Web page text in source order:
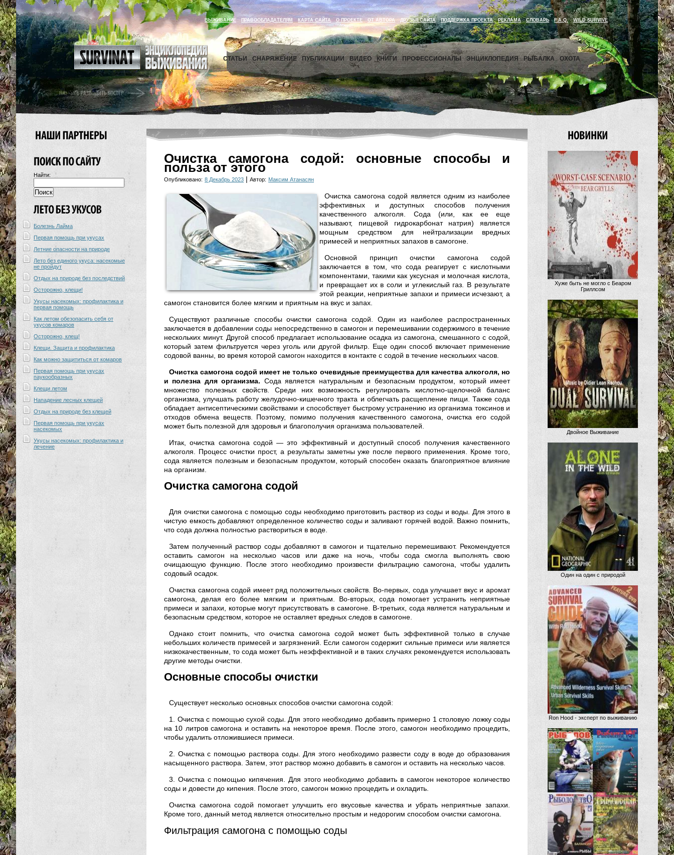
ВЫЖИВАНИЕ ПРАВООБЛАДАТЕЛЯМ КАРТА САЙТА О ПРОЕКТЕ ОТ АВТОРА ДРУЗЬЯ САЙТА ПОДДЕРЖКА ПРОЕКТА РЕКЛАМА СЛОВАРЬ F.A.Q. WILD SURVIVE
СТАТЬИ СНАРЯЖЕНИЕ ПУБЛИКАЦИИ ВИДЕО КНИГИ ПРОФЕССИОНАЛЫ ЭНЦИКЛОПЕДИЯ РЫБАЛКА ОХОТА
Найти:
Болезнь Лайма
Первая помощь при укусах
Летние опасности на природе
Лето без единого укуса: насекомые
не пройдут
Отдых на природе без последствий
Осторожно, клещи!
Укусы насекомых: профилактика и
первая помощь
Как летом обезопасить себя от
укусов комаров
Осторожно, клещ!
Клещи. Защита и профилактика
Как можно защититься от комаров
Первая помощь при укусах
паукообразных
Клещи летом
Нападение лесных клещей
Отдых на природе без клещей
Первая помощь при укусах
насекомых
Укусы насекомых: профилактика и
лечение
Очистка самогона содой: основные способы и
польза от этого
Опубликовано: 8 Декабрь 2023 | Автор: Максим Атанасян
Очистка самогона содой является одним из наиболее
эффективных и доступных способов получения
качественного алкоголя. Сода (или, как ее еще
называют, пищевой гидрокарбонат натрия) является
мощным средством для нейтрализации вредных
примесей и неприятных запахов в самогоне.
Основной принцип очистки самогона содой
заключается в том, что сода реагирует с кислотными
компонентами, такими как уксусная и молочная кислота,
и превращает их в соли и углекислый газ. В результате
этой реакции, неприятные запахи и примеси исчезают, а
самогон становится более мягким и приятным на вкус и запах.
Существуют различные способы очистки самогона содой. Один из наиболее распространенных
заключается в добавлении соды непосредственно в самогон и перемешивании содержимого в течение
нескольких минут. Другой способ предлагает использование осадка из самогона, смешанного с содой,
который затем фильтруется через уголь или другой фильтр. Еще один способ включает применение
содовой ванны, во время которой самогон находится в контакте с содой в течение нескольких часов.
Очистка самогона содой имеет не только очевидные преимущества для качества алкоголя, но
и полезна для организма. Сода является натуральным и безопасным продуктом, который имеет
множество полезных свойств. Среди них возможность регулировать кислотно-щелочной баланс
организма, улучшать работу желудочно-кишечного тракта и облегчать расщепление пищи. Также сода
обладает антисептическими свойствами и способствует быстрому устранению из организма токсинов и
отходов обмена веществ. Поэтому, помимо получения качественного самогона, очистка его содой
может быть полезной для здоровья и благополучия организма пользователей.
Итак, очистка самогона содой — это эффективный и доступный способ получения качественного
алкоголя. Процесс очистки прост, а результаты заметны уже после первого применения. Кроме того,
сода является полезным и безопасным продуктом, который способен оказать благоприятное влияние
на организм.
Очистка самогона содой
Для очистки самогона с помощью соды необходимо приготовить раствор из соды и воды. Для этого в
чистую емкость добавляют определенное количество соды и заливают горячей водой. Важно помнить,
что сода должна полностью раствориться в воде.
Затем полученный раствор соды добавляют в самогон и тщательно перемешивают. Рекомендуется
оставить самогон на несколько часов или даже на ночь, чтобы сода смогла выполнять свою
очищающую функцию. После этого необходимо произвести фильтрацию самогона, чтобы удалить
содовый осадок.
Очистка самогона содой имеет ряд положительных свойств. Во-первых, сода улучшает вкус и аромат
самогона, делая его более мягким и приятным. Во-вторых, сода помогает устранить неприятные
примеси и запахи, которые могут присутствовать в самогоне. В-третьих, сода является натуральным и
безопасным средством, которое не оставляет вредных следов в самогоне.
Однако стоит помнить, что очистка самогона содой может быть эффективной только в случае
небольших количеств примесей и загрязнений. Если самогон содержит сильные примеси или является
низкокачественным, то сода может быть неэффективной и в таких случаях рекомендуется использовать
другие методы очистки.
Основные способы очистки
Существует несколько основных способов очистки самогона содой:
1. Очистка с помощью сухой соды. Для этого необходимо добавить примерно 1 столовую ложку соды
на 10 литров самогона и оставить на некоторое время. После этого, самогон необходимо процедить,
чтобы удалить отложившиеся примеси.
2. Очистка с помощью раствора соды. Для этого необходимо развести соду в воде до образования
насыщенного раствора. Затем, этот раствор можно добавить в самогон и оставить на несколько часов.
3. Очистка с помощью кипячения. Для этого необходимо добавить в самогон некоторое количество
соды и довести до кипения. После этого, самогон можно процедить и охладить.
Очистка самогона содой помогает улучшить его вкусовые качества и убрать неприятные запахи.
Кроме того, данный метод является относительно простым и недорогим способом очистки самогона.
Фильтрация самогона с помощью соды
Хуже быть не могло с Беаром
Гриллсом
Двойное Выживание
Один на один с природой
Ron Hood - эксперт по выживанию